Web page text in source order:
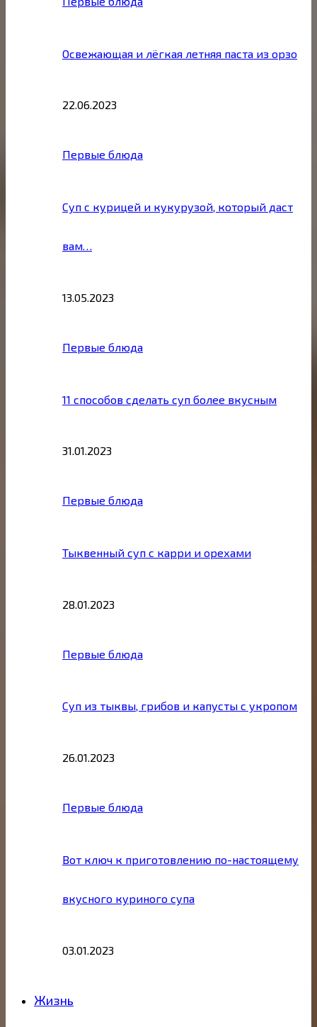
Освежающая и лёгкая летняя паста из орзо
22.06.2023
Первые блюда
Суп с курицей и кукурузой, который даст
вам…
13.05.2023
Первые блюда
11 способов сделать суп более вкусным
31.01.2023
Первые блюда
Тыквенный суп с карри и орехами
28.01.2023
Первые блюда
Суп из тыквы, грибов и капусты с укропом
26.01.2023
Первые блюда
Вот ключ к приготовлению по-настоящему
вкусного куриного супа
03.01.2023
Жизнь